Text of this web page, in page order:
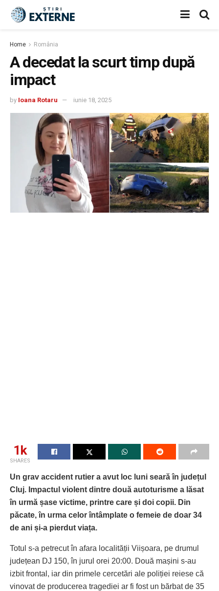
Home România
A decedat la scurt timp după
impact
by Ioana Rotaru iunie 18, 2025
1k
SHARES
Un grav accident rutier a avut loc luni seară în județul
Cluj. Impactul violent dintre două autoturisme a lăsat
în urmă șase victime, printre care și doi copii. Din
păcate, în urma celor întâmplate o femeie de doar 34
de ani și-a pierdut viața.
Totul s-a petrecut în afara localității Viișoara, pe drumul
județean DJ 150, în jurul orei 20:00. Două mașini s-au
izbit frontal, iar din primele cercetări ale poliției reiese că
vinovat de producerea tragediei ar fi fost un bărbat de 35